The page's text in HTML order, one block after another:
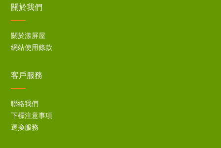
關於我們
關於漾屏屋
網站使用條款
客戶服務
聯絡我們
下標注意事項
退換服務